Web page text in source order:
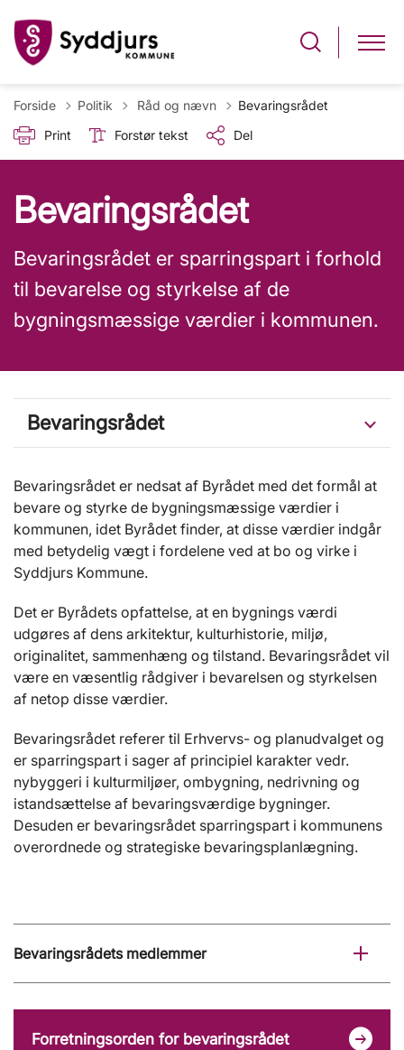
Forside Politik Tilbage til
Råd og nævn
Bevaringsrådet
Print
Forstør tekst Del
Bevaringsrådet
Bevaringsrådet er sparringspart i forhold
til bevarelse og styrkelse af de
bygningsmæssige værdier i kommunen.
Bevaringsrådet
Bevaringsrådet er nedsat af Byrådet med det formål at
bevare og styrke de bygningsmæssige værdier i
kommunen, idet Byrådet finder, at disse værdier indgår
med betydelig vægt i fordelene ved at bo og virke i
Syddjurs Kommune.
Det er Byrådets opfattelse, at en bygnings værdi
udgøres af dens arkitektur, kulturhistorie, miljø,
originalitet, sammenhæng og tilstand. Bevaringsrådet vil
være en væsentlig rådgiver i bevarelsen og styrkelsen
af netop disse værdier.
Bevaringsrådet referer til Erhvervs- og planudvalget og
er sparringspart i sager af principiel karakter vedr.
nybyggeri i kulturmiljøer, ombygning, nedrivning og
istandsættelse af bevaringsværdige bygninger.
Desuden er bevaringsrådet sparringspart i kommunens
overordnede og strategiske bevaringsplanlægning.
Bevaringsrådets medlemmer
Forretningsorden for bevaringsrådet